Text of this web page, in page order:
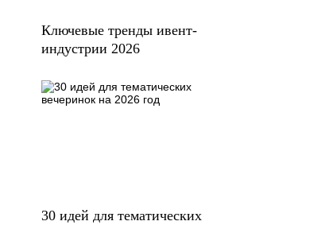
Ключевые тренды ивент-
индустрии 2026
30 идей для тематических